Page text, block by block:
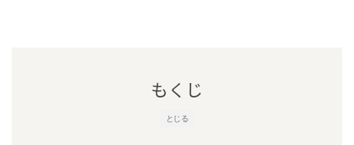
とじる
もくじ